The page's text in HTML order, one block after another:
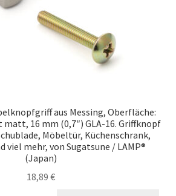
aus Messing, Oberfläche:
16 mm (0,7″) GLA-16. Griffknopf
Möbeltür, Küchenschrank,
viel mehr, von Sugatsune / LAMP®
(Japan)
18,89 €